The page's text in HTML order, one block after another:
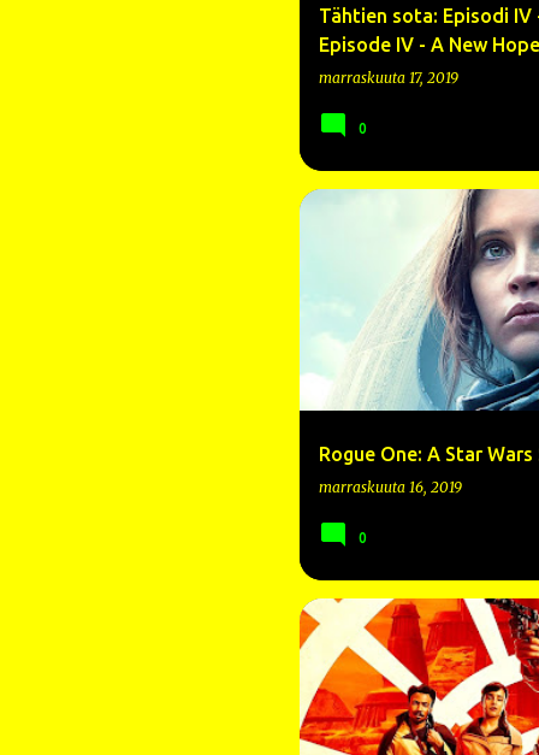
Tähtien sota: Episodi IV
Episode IV - A New
marraskuuta 17, 2019
0
Rogue One: A Star
marraskuuta 16, 2019
A STAR WARS STORY
0
A STAR WARS STORY